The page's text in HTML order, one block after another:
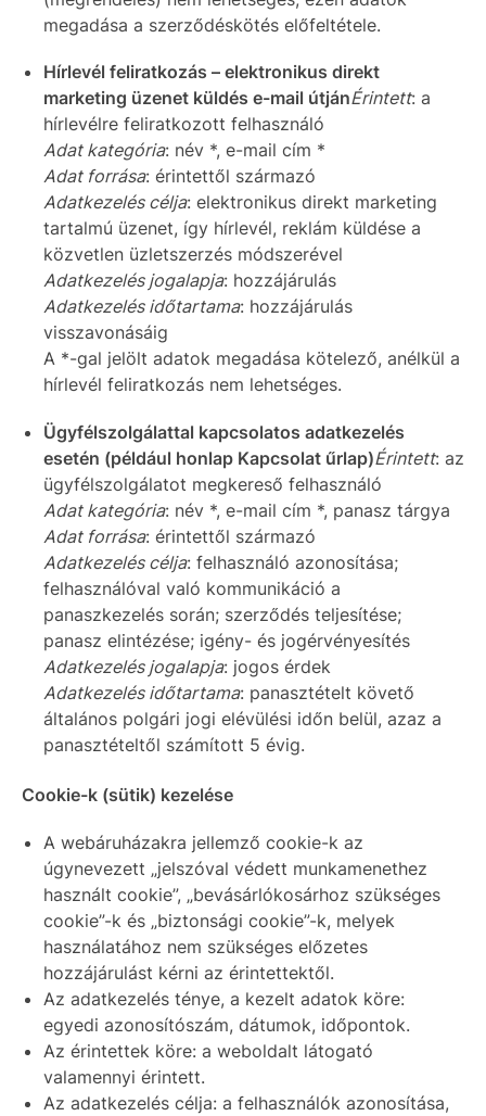
megadása a szerződéskötés előfeltétele.
Hírlevél feliratkozás – elektronikus direkt
marketing üzenet küldés e-mail útjánÉrintett: a
hírlevélre feliratkozott felhasználó
Adat kategória: név *, e-mail cím *
Adat forrása: érintettől származó
Adatkezelés célja: elektronikus direkt marketing
tartalmú üzenet, így hírlevél, reklám küldése a
közvetlen üzletszerzés módszerével
Adatkezelés jogalapja: hozzájárulás
Adatkezelés időtartama: hozzájárulás
visszavonásáig
A *-gal jelölt adatok megadása kötelező, anélkül a
hírlevél feliratkozás nem lehetséges.
Ügyfélszolgálattal kapcsolatos adatkezelés
esetén (például honlap Kapcsolat űrlap)Érintett: az
ügyfélszolgálatot megkereső felhasználó
Adat kategória: név *, e-mail cím *, panasz tárgya
Adat forrása: érintettől származó
Adatkezelés célja: felhasználó azonosítása;
felhasználóval való kommunikáció a
panaszkezelés során; szerződés teljesítése;
panasz elintézése; igény- és jogérvényesítés
Adatkezelés jogalapja: jogos érdek
Adatkezelés időtartama: panasztételt követő
általános polgári jogi elévülési időn belül, azaz a
panasztételtől számított 5 évig.
Cookie-k (sütik) kezelése
A webáruházakra jellemző cookie-k az
úgynevezett „jelszóval védett munkamenethez
használt cookie”, „bevásárlókosárhoz szükséges
cookie”-k és „biztonsági cookie”-k, melyek
használatához nem szükséges előzetes
hozzájárulást kérni az érintettektől.
Az adatkezelés ténye, a kezelt adatok köre:
egyedi azonosítószám, dátumok, időpontok.
Az érintettek köre: a weboldalt látogató
valamennyi érintett.
Az adatkezelés célja: a felhasználók azonosítása,